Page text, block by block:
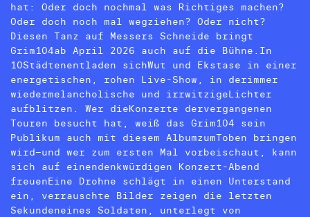
hat: Oder doch nochmal was Richtiges machen?
Oder doch noch mal wegziehen? Oder nicht?
Diesen Tanz auf Messers Schneide bringt
Grim104ab April 2026 auch auf die Bühne.In
10Städtenentladen sichWut und Ekstase in einer
energetischen, rohen Live-Show, in derimmer
wiedermelancholische und irrwitzigeLichter
aufblitzen. Wer dieKonzerte dervergangenen
Touren besucht hat, weiß das Grim104 sein
Publikum auch mit diesem AlbumzumToben bringen
wird–und wer zum ersten Mal vorbeischaut, kann
sich auf einendenkwürdigen Konzert-Abend
freuenEine Drohne schlägt in einen Unterstand
ein, verrauschte Bilder zeigen die letzten
Sekundeneines Soldaten, unterlegt von